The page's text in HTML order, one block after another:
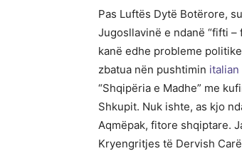
Pas Luftës Dytë Botërore,
Jugosllavinë e ndanë “fifti
kanë edhe probleme
zbatua nën pushtimin italian
“Shqipëria e Madhe” me
Shkupit. Nuk ishte, as kjo
Aqmëpak, fitore shqiptare.
Kryengritjes të Dervish